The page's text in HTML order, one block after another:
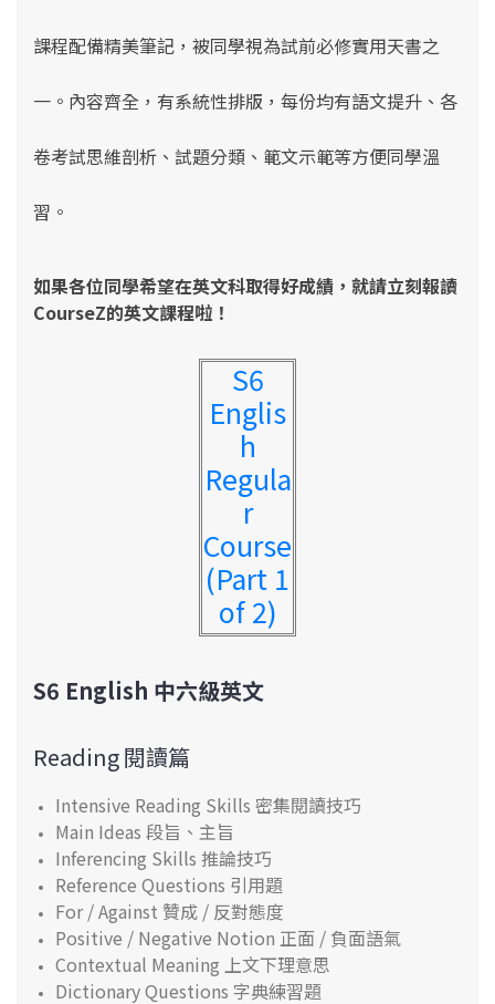
課程配備精美筆記，被同學視為試前必修實用天書之
一。內容齊全，有系統性排版，每份均有語文提升、各
卷考試思維剖析、試題分類、範文示範等方便同學溫
習 。
如果各位同學希望在英文科取得好成績，就請立刻報讀
CourseZ的英文課程啦！
S6
Englis
h
Regula
r
Course
(Part 1
of 2)
S6 English 中六級英文
Reading 閱讀篇
Intensive Reading Skills 密集閱讀技巧
Main Ideas 段旨、主旨
Inferencing Skills 推論技巧
Reference Questions 引用題
For / Against 贊成 / 反對態度
Positive / Negative Notion 正面 / 負面語氣
Contextual Meaning 上文下理意思
Dictionary Questions 字典練習題